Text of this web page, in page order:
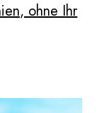
ohne Ihr